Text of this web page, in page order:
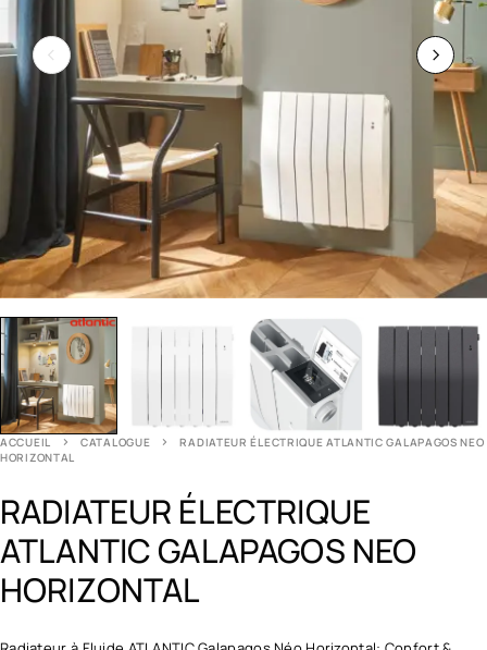
ACCUEIL CATALOGUE
RADIATEUR ÉLECTRIQUE ATLANTIC GALAPAGOS NEO
HORIZONTAL
RADIATEUR ÉLECTRIQUE
ATLANTIC GALAPAGOS NEO
HORIZONTAL